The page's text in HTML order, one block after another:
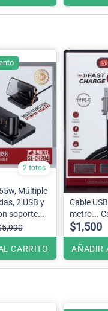
2 fotos
Múltiple
2 USB y
soporte
CARRITO
Cable
metro...
$1,500
AÑADIR